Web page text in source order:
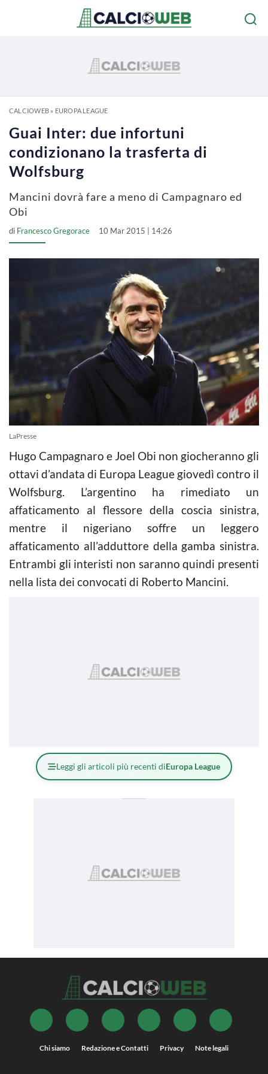
CALCIOWEB» EUROPA LEAGUE
Guai Inter: due infortuni
condizionano la trasferta di
Wolfsburg
Mancini dovrà fare a meno di Campagnaro ed
Obi
di Francesco Gregorace 10 Mar 2015 | 14:26
LaPresse
Hugo Campagnaro e Joel Obi non giocheranno gli
ottavi d’andata di Europa League giovedì contro il
Wolfsburg. L’argentino ha rimediato un
affaticamento al flessore della coscia sinistra,
mentre il nigeriano soffre un leggero
affaticamento all’adduttore della gamba sinistra.
Entrambi gli interisti non saranno quindi presenti
nella lista dei convocati di Roberto Mancini.
Leggi gli articoli più recenti diEuropa League
Chi siamo Redazione e Contatti Privacy Note legali